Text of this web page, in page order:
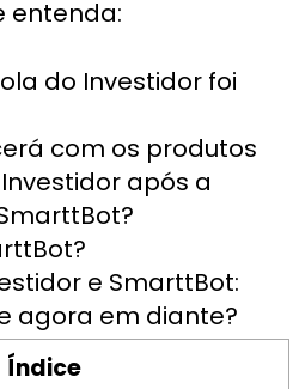
entenda:
do Investidor foi
com os produtos
após a
e SmarttBot:
agora em diante?
Índice